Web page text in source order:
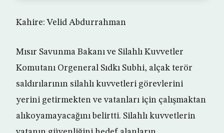
Kahire: Velid Abdurrahman
Mısır Savunma Bakanı ve Silahlı Kuvvetler
Komutanı Orgeneral Sıdkı Subhi, alçak terör
saldırılarının silahlı kuvvetleri görevlerini
yerini getirmekten ve vatanları için çalışmaktan
alıkoyamayacağını belirtti. Silahlı kuvvetlerin